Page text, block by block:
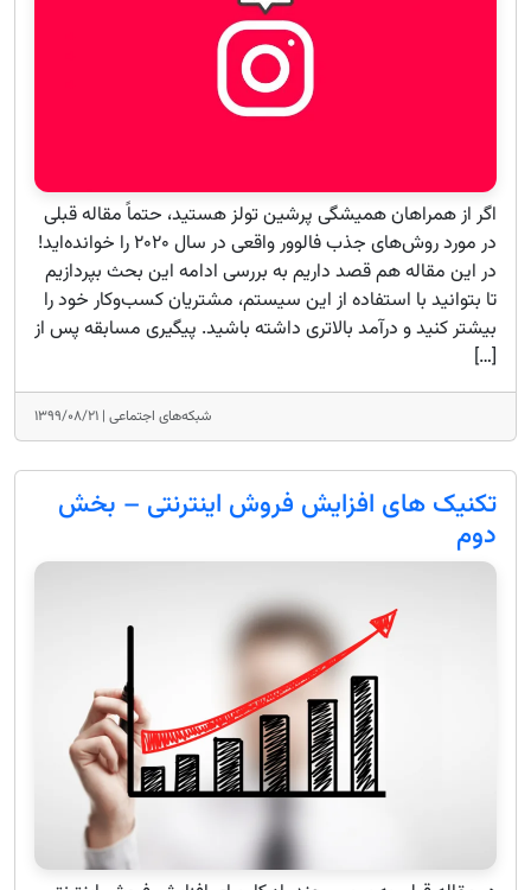
اگر از همراهان همیشگی پرشین تولز هستید، حتماً مقاله قبلی
در مورد روش‌های جذب فالوور واقعی در سال ۲۰۲۰ را خوانده‌اید!
در این مقاله هم قصد داریم به بررسی ادامه این بحث بپردازیم
تا بتوانید با استفاده از این سیستم، مشتریان کسب‌وکار خود را
بیشتر کنید و درآمد بالاتری داشته باشید. پیگیری مسابقه پس از
[…]
شبکه‌های اجتماعی | ۱۳۹۹/۰۸/۲۱
تکنیک های افزایش فروش اینترنتی – بخش
دوم